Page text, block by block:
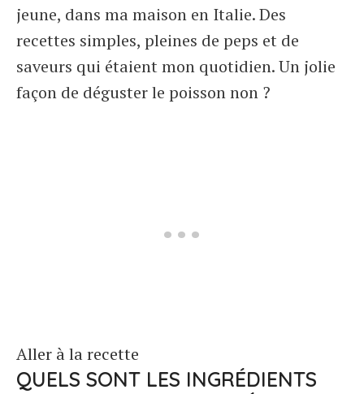
jeune, dans ma maison en Italie. Des
recettes simples, pleines de peps et de
saveurs qui étaient mon quotidien. Un jolie
façon de déguster le poisson non ?
Aller à la recette
QUELS SONT LES INGRÉDIENTS